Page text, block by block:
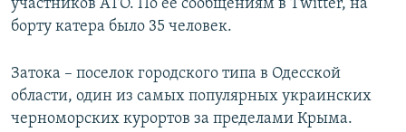
участников АТО. По ее сообщениям в Twitter, на
борту катера было 35 человек.
Затока – поселок городского типа в Одесской
области, один из самых популярных украинских
черноморских курортов за пределами Крыма.